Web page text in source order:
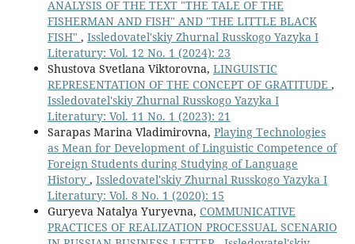
ANALYSIS OF THE TEXT "THE TALE OF THE
FISHERMAN AND FISH" AND "THE LITTLE BLACK
FISH" , Issledovatel'skiy Zhurnal Russkogo Yazyka I
Literatury: Vol. 12 No. 1 (2024): 23
Shustova Svetlana Viktorovna, LINGUISTIC
REPRESENTATION OF THE CONCEPT OF GRATITUDE ,
Issledovatel'skiy Zhurnal Russkogo Yazyka I
Literatury: Vol. 11 No. 1 (2023): 21
Sarapas Marina Vladimirovna, Playing Technologies
as Mean for Development of Linguistic Competence of
Foreign Students during Studying of Language
History , Issledovatel'skiy Zhurnal Russkogo Yazyka I
Literatury: Vol. 8 No. 1 (2020): 15
Guryeva Natalya Yuryevna, СOMMUNICATIVE
PRACTICES OF REALIZATION PROCESSUAL SCENARIO